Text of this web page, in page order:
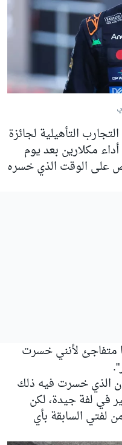
التأهيلية لجائزة
أداء مكلارين بعد يوم
على الوقت الذي خسره
متفاجئ لأنني خسرت
الذي خسرت فيه ذلك
في لفة جيدة، لكن
السابقة بأي